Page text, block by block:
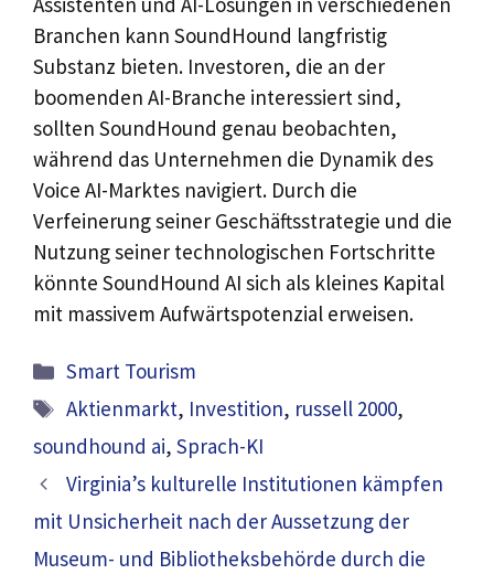
Branchen kann SoundHound langfristig
Substanz bieten. Investoren, die an der
boomenden AI-Branche interessiert sind,
sollten SoundHound genau beobachten,
während das Unternehmen die Dynamik des
Voice AI-Marktes navigiert. Durch die
Verfeinerung seiner Geschäftsstrategie und die
Nutzung seiner technologischen Fortschritte
könnte SoundHound AI sich als kleines Kapital
mit massivem Aufwärtspotenzial erweisen.
Kategorien
Smart Tourism
Schlagwörter
Aktienmarkt, Investition, russell 2000,
soundhound ai, Sprach-KI
Virginia’s kulturelle Institutionen kämpfen
mit Unsicherheit nach der Aussetzung der
Museum- und Bibliotheksbehörde durch die